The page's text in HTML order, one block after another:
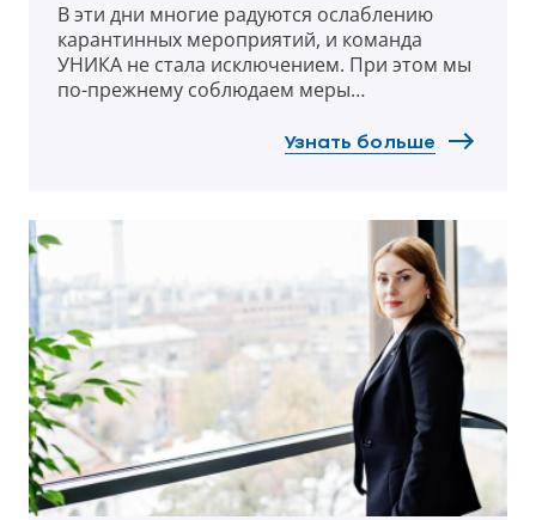
В эти дни многие радуются ослаблению
карантинных мероприятий, и команда
УНИКА не стала исключением. При этом мы
по-прежнему соблюдаем меры
в предыдущие 2 месяца, может быстро
перебоев, мы обеспечили качественный
сервис клиентам - и в продажах, и при
урегулировании страховых случаев. Но
главное, сохранили здоровье и
эффективность наших сотрудников.
Узнать больше